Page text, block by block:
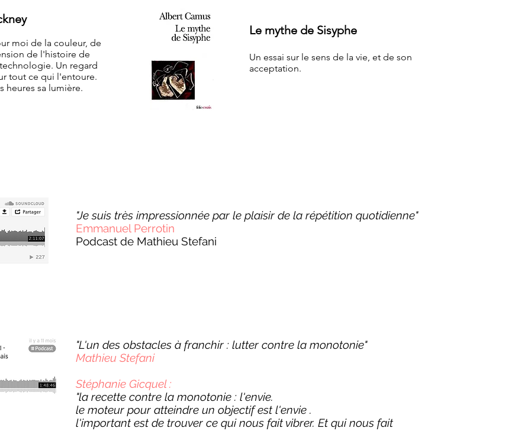
moi de la couleur, de
de l'histoire de
Un regard
tout ce qui l'entoure.
heures sa lumière.
Le mythe de Sisyphe
Un essai sur le sens de la vie, et de son
acceptation.
"Je suis très impressionnée par le plaisir de la répétition quotidienne"
Emmanuel Perrotin
Podcast de Mathieu Stefani
"L'un des obstacles à franchir : lutter contre la monotonie"
Mathieu Stefani
Stéphanie Gicquel :
"la recette contre la monotonie : l'envie.
le moteur pour atteindre un objectif est l'envie .
l'important est de trouver ce qui nous fait vibrer. Et qui nous fait